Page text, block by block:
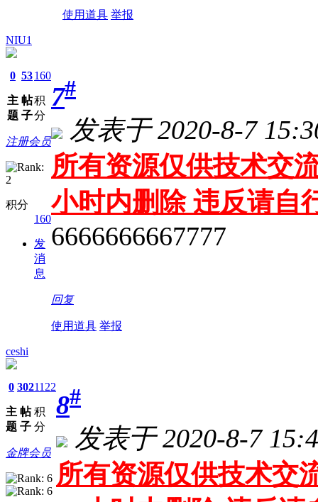
使用道具 举报
NIU1
0
主
题
53
帖
子
160
积
分
注册会员
积分
160
发
消
息
7#
发表于 2020-8-7
所有资源仅供技术交
小时内删除 违反请自
6666666667777
回复
使用道具 举报
ceshi
0
主
题
302
帖
子
1122
积
分
金牌会员
8#
发表于 2020-8-7
所有资源仅供技术交